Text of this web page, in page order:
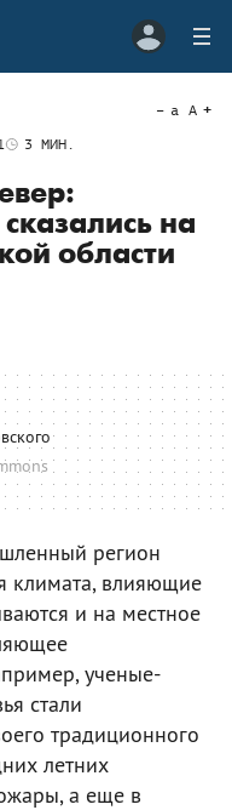
3 МИН.
a A
на
области
регион
климата, влияющие
и на местное
ученые-
стали
традиционного
летних
а еще в